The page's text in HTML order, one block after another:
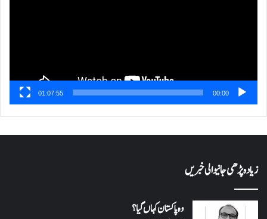
00:00
01:07:55
زیادہ پڑھی جانیوالی خبریں
وہ پاکستان کہاں گیا؟